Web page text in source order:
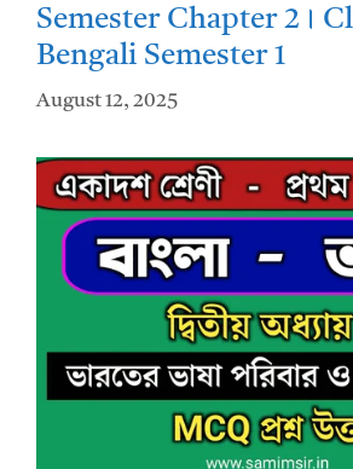
Semester Chapter 2।
Bengali Semester 1
August 12, 2025